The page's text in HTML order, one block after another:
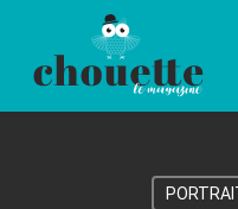
Rechercher